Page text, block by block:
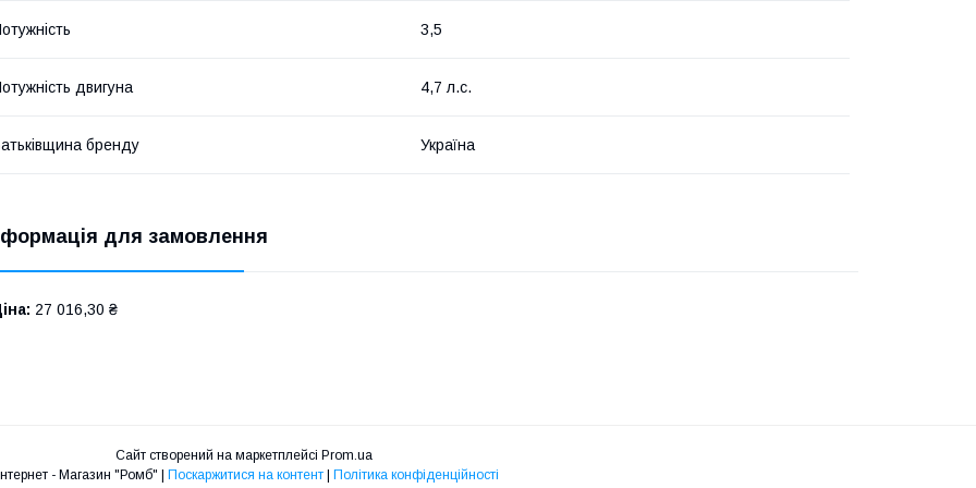
3,5
двигуна 4,7 л.с.
бренду Україна
для замовлення
27 016,30 ₴
Сайт створений на маркетплейсі Prom.ua
Поскаржитися на контент Політика конфіденційності